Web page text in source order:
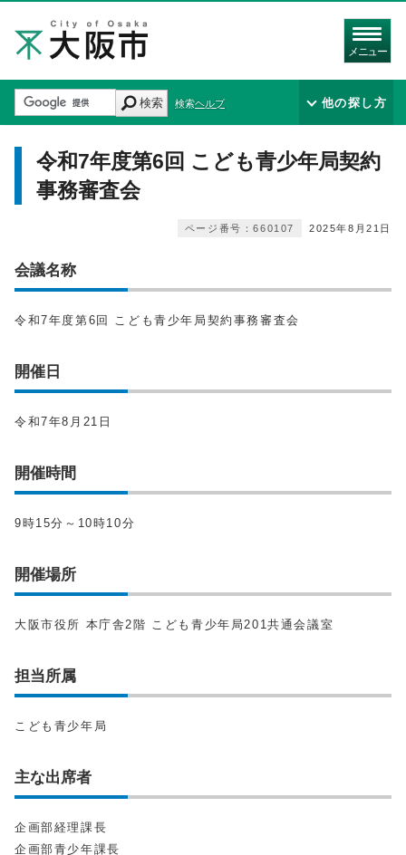
メニュー
検索 検索ヘルプ 他の探し方
令和7年度第6回 こども青少年局契約
事務審査会
2025年8月21日
ページ番号：660107
会議名称
令和7年度第6回 こども青少年局契約事務審査会
開催日
令和7年8月21日
開催時間
9時15分～10時10分
開催場所
大阪市役所 本庁舎2階 こども青少年局201共通会議室
担当所属
こども青少年局
主な出席者
企画部経理課長
企画部青少年課長